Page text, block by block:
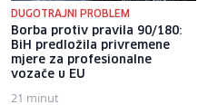
DUGOTRAJNI PROBLEM
Borba protiv pravila 90/180:
BiH predložila privremene
mjere za profesionalne
vozače u EU
21 minut